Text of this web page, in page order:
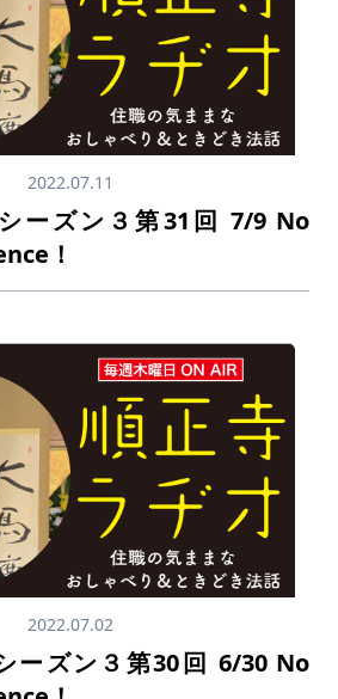
2022.07.11
ーズン３第31回 7/9 No
！
2022.07.02
ーズン３第30回 6/30 No